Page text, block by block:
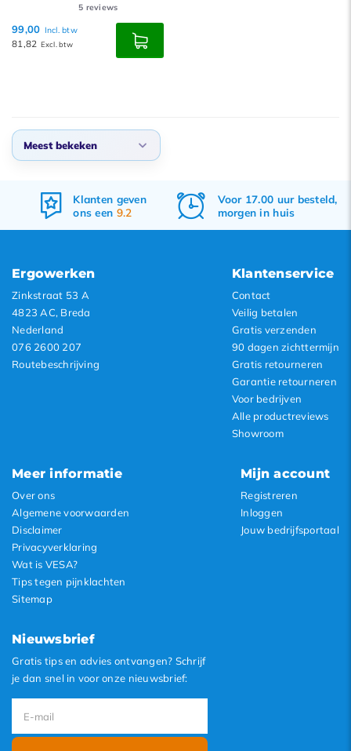
5 reviews
99,00 Incl. btw
81,82 Excl. btw
Meest bekeken
Meest bekeken
Nieuwste producten
Klanten geven
ons een 9.2
Voor 17.00 uur besteld,
morgen in huis
Ergowerken
Zinkstraat 53 A
4823 AC, Breda
Nederland
076 2600 207
Routebeschrijving
Klantenservice
Contact
Veilig betalen
Gratis verzenden
90 dagen zichttermijn
Gratis retourneren
Garantie retourneren
Voor bedrijven
Alle productreviews
Showroom
Meer informatie
Over ons
Algemene voorwaarden
Disclaimer
Privacyverklaring
Wat is VESA?
Tips tegen pijnklachten
Sitemap
Mijn account
Registreren
Inloggen
Jouw bedrijfsportaal
Nieuwsbrief
Gratis tips en advies ontvangen? Schrijf
je dan snel in voor onze nieuwsbrief: